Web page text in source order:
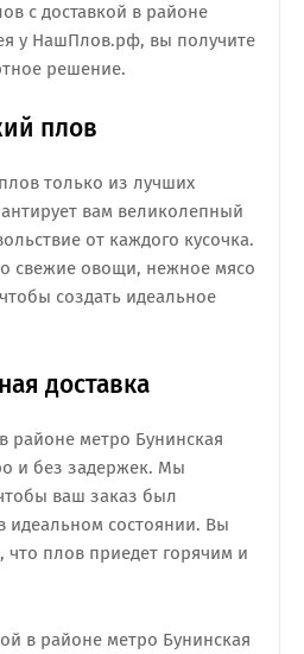
с доставкой в районе
у НашПлов.рф, вы получите
решение.
плов
только из лучших
вам великолепный
от каждого кусочка.
свежие овощи, нежное мясо
создать идеальное
доставка
районе метро Бунинская
и без задержек. Мы
ваш заказ был
идеальном состоянии. Вы
плов приедет горячим и
в районе метро Бунинская